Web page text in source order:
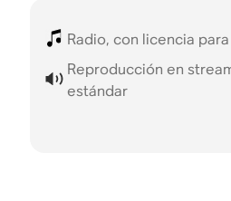
Radio, con licencia
Reproducción en
estándar